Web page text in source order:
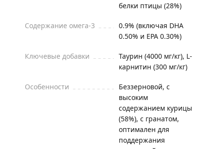
белки птицы (28%)
Содержание омега-3
0.9% (включая DHA
0.50% и EPA 0.30%)
Ключевые добавки
Таурин (4000 мг/кг), L-
карнитин (300 мг/кг)
Особенности
Беззерновой, с
высоким
содержанием курицы
(58%), с гранатом,
оптимален для
поддержания